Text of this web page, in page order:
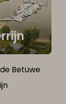
Betuwe